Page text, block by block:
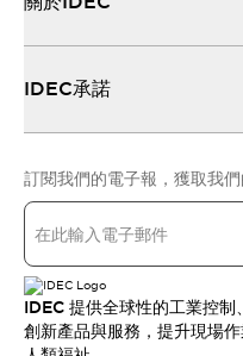
IDEC承諾
訂閱我們的電子報，獲取我
IDEC 提供全球性的工業控
創新產品與服務，提升現場